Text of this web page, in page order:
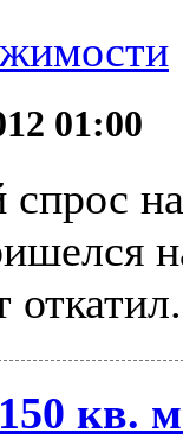
01:00
кв.